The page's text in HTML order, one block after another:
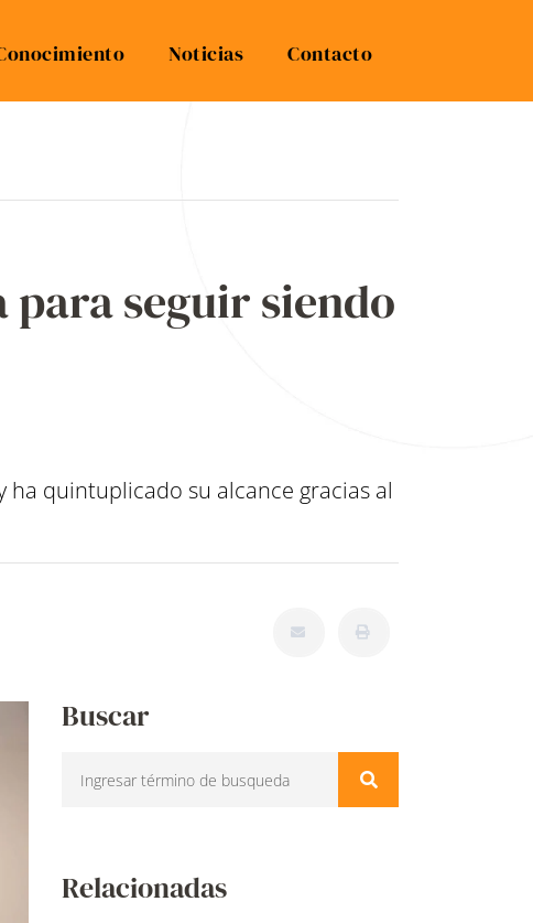
Noticias Contacto
seguir siendo
quintuplicado su alcance gracias al
Buscar
Relacionadas